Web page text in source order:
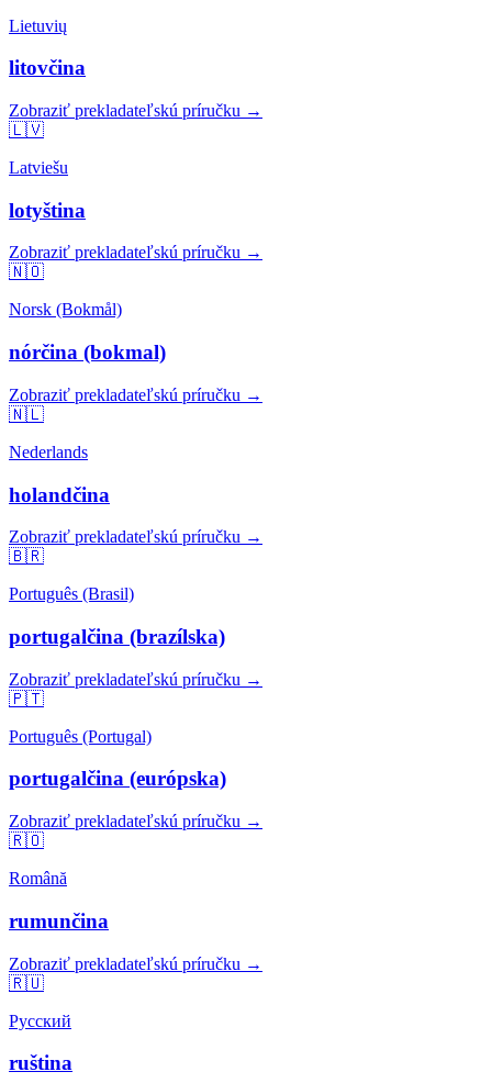
Lietuvių
litovčina
Zobraziť prekladateľskú príručku →
🇱🇻
Latviešu
lotyština
Zobraziť prekladateľskú príručku →
🇳🇴
Norsk (Bokmål)
nórčina (bokmal)
Zobraziť prekladateľskú príručku →
🇳🇱
Nederlands
holandčina
Zobraziť prekladateľskú príručku →
🇧🇷
Português (Brasil)
portugalčina (brazílska)
Zobraziť prekladateľskú príručku →
🇵🇹
Português (Portugal)
portugalčina (európska)
Zobraziť prekladateľskú príručku →
🇷🇴
Română
rumunčina
Zobraziť prekladateľskú príručku →
🇷🇺
Русский
ruština